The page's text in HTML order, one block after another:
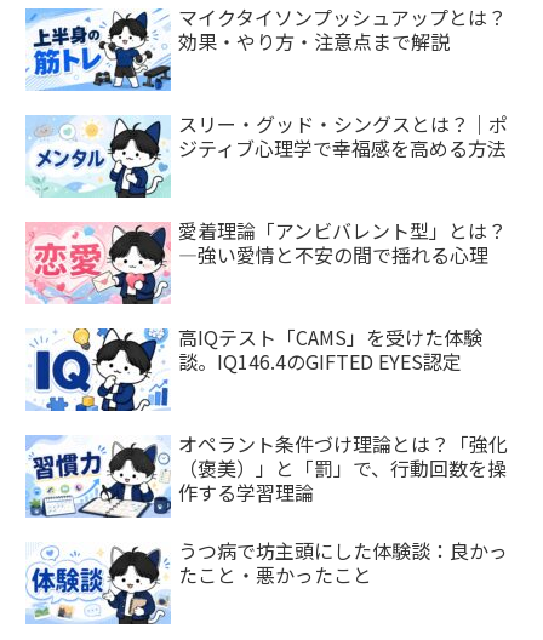
マイクタイソンプッシュアップとは？
効果・やり方・注意点まで解説
スリー・グッド・シングスとは？｜ポ
ジティブ心理学で幸福感を高める方法
愛着理論「アンビバレント型」とは？
—強い愛情と不安の間で揺れる心理
高IQテスト「CAMS」を受けた体験
談。IQ146.4のGIFTED EYES認定
オペラント条件づけ理論とは？「強化
（褒美）」と「罰」で、行動回数を操
作する学習理論
うつ病で坊主頭にした体験談：良かっ
たこと・悪かったこと